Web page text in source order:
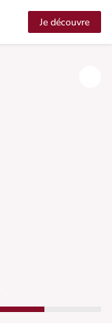
Je découvre